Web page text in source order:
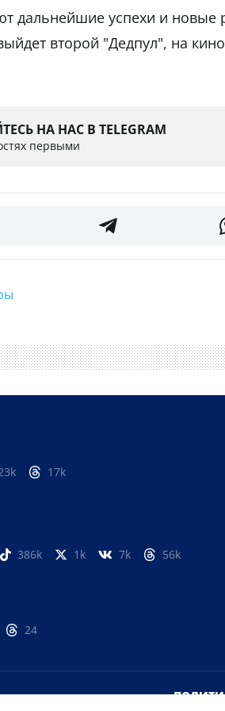
дальнейшие успехи и новые
второй "Дедпул", на
НА НАС В TELEGRAM
первыми
17k
386k 1k 7k 56k
24